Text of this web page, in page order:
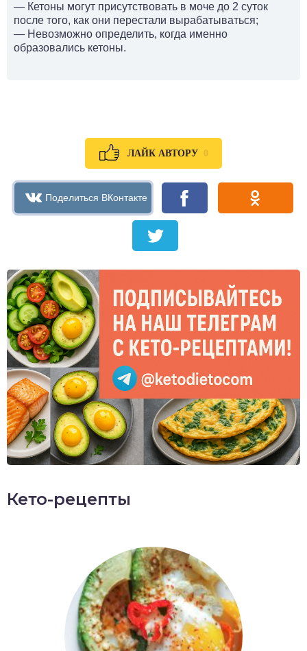
— Кетоны могут присутствовать в моче до 2 суток
после того, как они перестали вырабатываться;
— Невозможно определить, когда именно
образовались кетоны.
ЛАЙК АВТОРУ 0
Кето-рецепты